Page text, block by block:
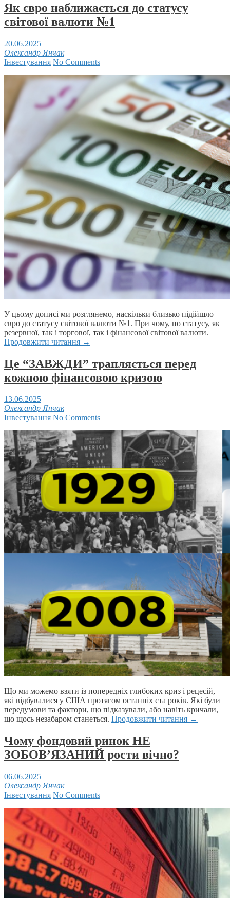
Як євро наближається до статусу
світової валюти №1
20.06.2025
Олександр Янчак
Інвестування No Comments
У цьому дописі ми розглянемо, наскільки близько підійшло
євро до статусу світової валюти №1. При чому, по статусу, як
резервної, так і торгової, так і фінансової світової валюти.
Продовжити читання →
Це “ЗАВЖДИ” трапляється перед
кожною фінансовою кризою
13.06.2025
Олександр Янчак
Інвестування No Comments
Що ми можемо взяти із попередніх глибоких криз і рецесій,
які відбувалися у США протягом останніх ста років. Які були
передумови та фактори, що підказували, або навіть кричали,
що щось незабаром станеться. Продовжити читання →
Чому фондовий ринок НЕ
ЗОБОВ’ЯЗАНИЙ рости вічно?
06.06.2025
Олександр Янчак
Інвестування No Comments